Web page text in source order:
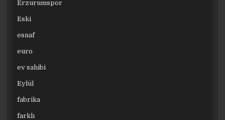
Erzurumspor
Eski
esnaf
euro
ev sahibi
Eylül
fabrika
farklı